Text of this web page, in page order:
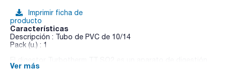
Imprimir ficha de
producto
Características
Descripción : Tubo de PVC de 10/14
Pack (u.) : 1
especialmente desarrollado para determinar el SO2. El diseño
Ver más